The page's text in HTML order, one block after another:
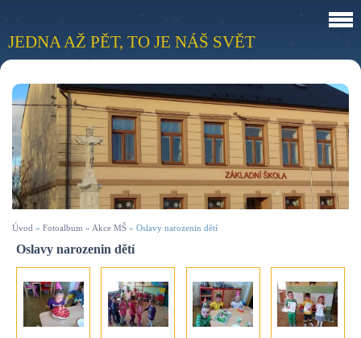
JEDNA AŽ PĚT, TO JE NÁŠ SVĚT
Úvod » Fotoalbum » Akce MŠ » Oslavy narozenin dětí
Oslavy narozenin dětí